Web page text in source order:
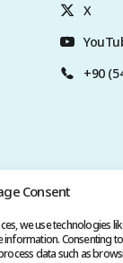
Consent
we use technologies
Consenting
data such as
X
+90